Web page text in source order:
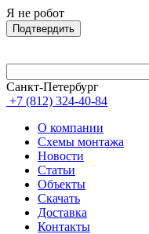
Я не робот
Подтвердить
Санкт-Петербург
+7 (812) 324-40-84
О компании
Схемы монтажа
Новости
Статьи
Объекты
Скачать
Доставка
Контакты